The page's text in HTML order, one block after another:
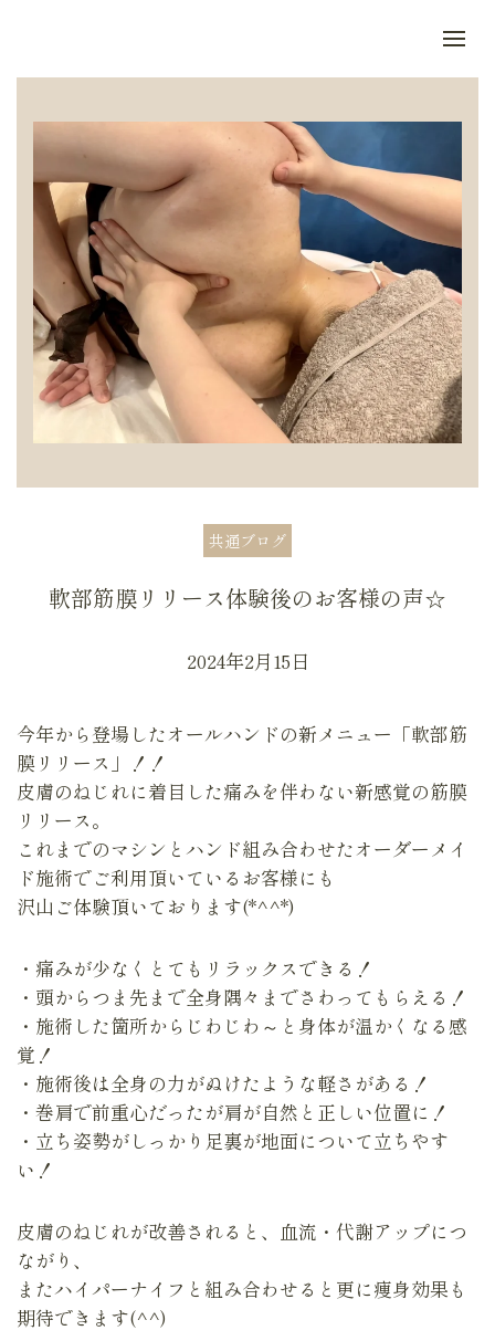
共通ブログ
軟部筋膜リリース体験後のお客様の声☆
2024年2月15日
今年から登場したオールハンドの新メニュー「軟部筋
膜リリース」！！
皮膚のねじれに着目した痛みを伴わない新感覚の筋膜
リリース。
これまでのマシンとハンド組み合わせたオーダーメイ
ド施術でご利用頂いているお客様にも
沢山ご体験頂いております(*^^*)
・痛みが少なくとてもリラックスできる！
・頭からつま先まで全身隅々までさわってもらえる！
・施術した箇所からじわじわ～と身体が温かくなる感
覚！
・施術後は全身の力がぬけたような軽さがある！
・巻肩で前重心だったが肩が自然と正しい位置に！
・立ち姿勢がしっかり足裏が地面について立ちやす
い！
皮膚のねじれが改善されると、血流・代謝アップにつ
ながり、
またハイパーナイフと組み合わせると更に痩身効果も
期待できます(^^)